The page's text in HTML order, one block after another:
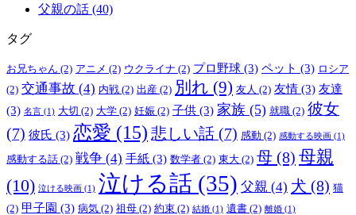
父親の話 (40)
タグ
お兄ちゃん (2) アニメ (2) ウクライナ (2) プロ野球 (3) ペット (3) ロシア
(2) 交通事故 (4) 内戦 (2) 出産 (2) 別れ (9) 友人 (2) 友情 (3) 友達
(3) 名言 (1) 大切 (2) 大学 (2) 妊娠 (2) 子供 (3) 家族 (5) 就職 (2) 彼女
(7) 彼氏 (3) 恋愛 (15) 悲しい話 (7) 感動 (2) 感動する映画 (1)
感動する話 (2) 戦争 (4) 手紙 (3) 数学者 (2) 東大 (2) 母 (8) 母親
(10) 泣ける映画 (1) 泣ける話 (35) 父親 (4) 犬 (8) 猫
(2) 甲子園 (3) 病気 (2) 祖母 (2) 約束 (2) 結婚 (1) 遺書 (2) 離婚 (1)